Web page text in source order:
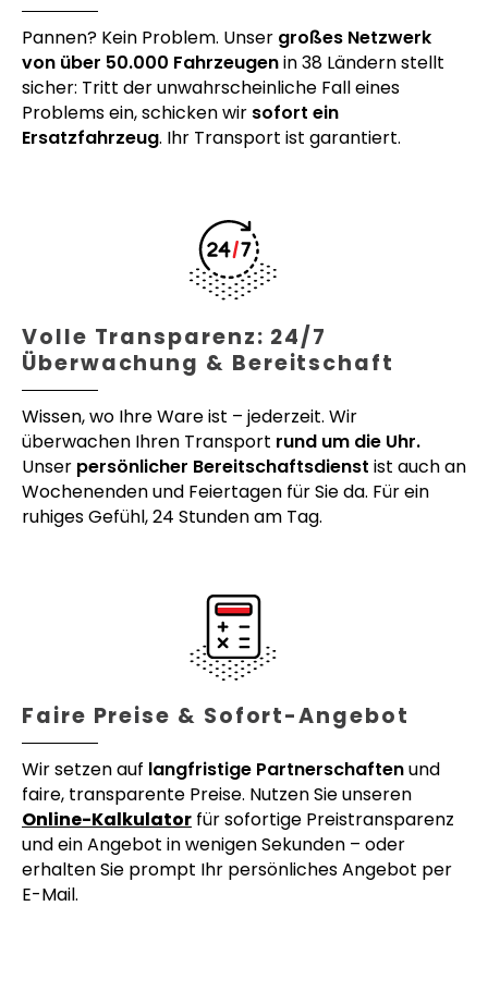
Pannen? Kein Problem. Unser großes Netzwerk
von über 50.000 Fahrzeugenin 38 Ländern stellt
sicher: Tritt der unwahrscheinliche Fall eines
Problems ein, schicken wir sofort ein
Ersatzfahrzeug. Ihr Transport ist garantiert.
Volle Transparenz: 24/7
Überwachung & Bereitschaft
Wissen, wo Ihre Ware ist – jederzeit. Wir
überwachen Ihren Transport rund um die Uhr.
Unser persönlicher Bereitschaftsdienst ist auch an
Wochenenden und Feiertagen für Sie da. Für ein
ruhiges Gefühl, 24 Stunden am Tag.
Faire Preise & Sofort-Angebot
Wir setzen auf langfristige Partnerschaftenund
faire, transparente Preise. Nutzen Sie unseren
Online-Kalkulator für sofortige Preistransparenz
und ein Angebot in wenigen Sekunden – oder
erhalten Sie prompt Ihr persönliches Angebot per
E-Mail.